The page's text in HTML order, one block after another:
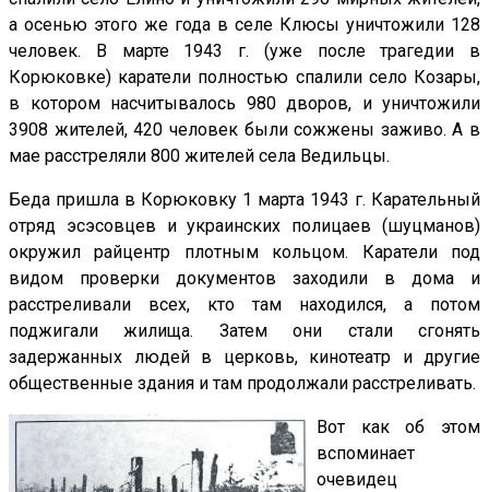
а осенью этого же года в селе Клюсы уничтожили 128
человек. В марте 1943 г. (уже после трагедии в
Корюковке) каратели полностью спалили село Козары,
в котором насчитывалось 980 дворов, и уничтожили
3908 жителей, 420 человек были сожжены заживо. А в
мае расстреляли 800 жителей села Ведильцы.
Беда пришла в Корюковку 1 марта 1943 г. Карательный
отряд эсэсовцев и украинских полицаев (шуцманов)
окружил райцентр плотным кольцом. Каратели под
видом проверки документов заходили в дома и
расстреливали всех, кто там находился, а потом
поджигали жилища. Затем они стали сгонять
задержанных людей в церковь, кинотеатр и другие
общественные здания и там продолжали расстреливать.
Вот как об этом
вспоминает
очевидец